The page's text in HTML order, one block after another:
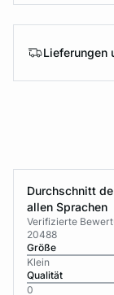
Lieferungen
Durchschnitt
allen Sprachen
Verifizierte
20488
Größe
Klein
Qualität
0